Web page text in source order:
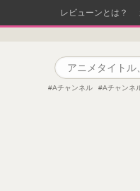
レビューンとは？
Aチャンネル Aチャンネ